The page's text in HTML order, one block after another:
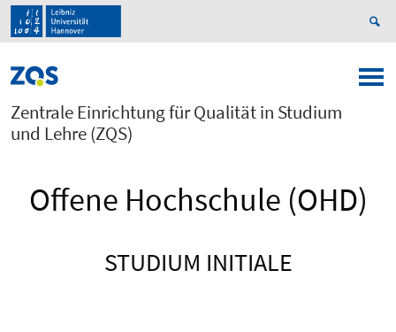
Zentrale Einrichtung für Qualität in Studium
und Lehre (ZQS)
Offene Hochschule (OHD)
STUDIUM INITIALE